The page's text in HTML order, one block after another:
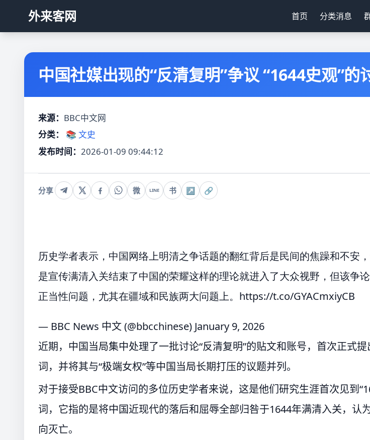
外来客网 首页 分类消息
中国社媒出现的“反清复明”争议 “1644史观”的
来源： BBC中文网
分类：
📚 文史
发布时间： 2026-01-09 09:44:12
分享 微 LINE 书 ↗ 🔗
历史学者表示，中国网络上明清之争话题的翻红背后是民间的焦躁和不安
是宣传满清入关结束了中国的荣耀这样的理论就进入了大众视野，但该争
正当性问题，尤其在疆域和民族两大问题上。 https://t.co/GYACmxiyCB
— BBC News 中文 (@bbcchinese) January 9, 2026
近期，中国当局集中处理了一批讨论“反清复明”的贴文和账号，首次正式提
词，并将其与“极端女权”等中国当局长期打压的议题并列。
对于接受BBC中文访问的多位历史学者来说，这是他们研究生涯首次见到
词，它指的是将中国近现代的落后和屈辱全部归咎于1644年满清入关，认
向灭亡。